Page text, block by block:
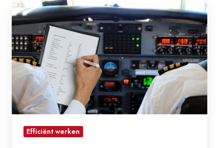
Bespaar
waardevolle
arbeid
door
processen
te
standaardiseren
Efficiënt werken